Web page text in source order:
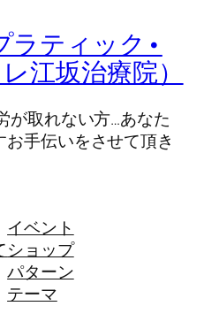
ラティック•
江坂治療院）
が取れない方…あなた
手伝いをさせて頂き
イベント
ショップ
パターン
テーマ